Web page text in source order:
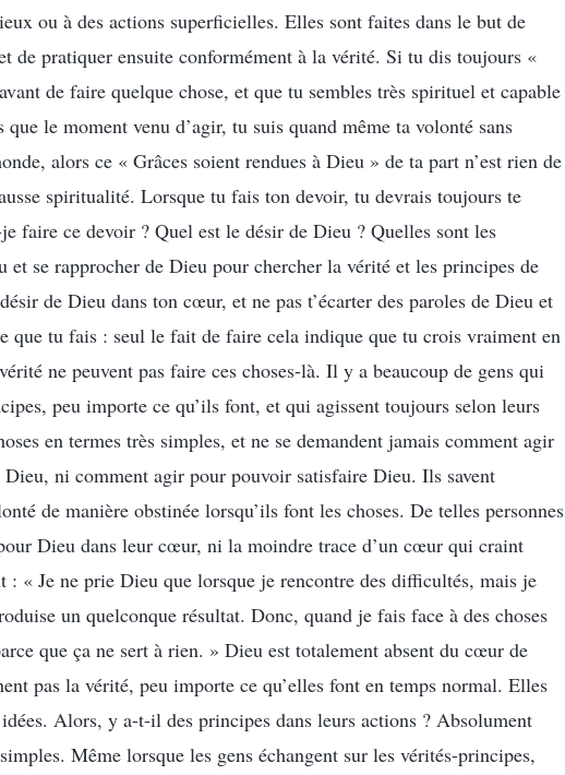
ou à des actions superficielles. Elles sont faites dans le but de
de pratiquer ensuite conformément à la vérité. Si tu dis toujours «
de faire quelque chose, et que tu sembles très spirituel et capable
le moment venu d’agir, tu suis quand même ta volonté sans
alors ce « Grâces soient rendues à Dieu » de ta part n’est rien de
spiritualité. Lorsque tu fais ton devoir, tu devrais toujours te
faire ce devoir ? Quel est le désir de Dieu ? Quelles sont les
et se rapprocher de Dieu pour chercher la vérité et les principes de
de Dieu dans ton cœur, et ne pas t’écarter des paroles de Dieu et
que tu fais : seul le fait de faire cela indique que tu crois vraiment en
ne peuvent pas faire ces choses-là. Il y a beaucoup de gens qui
peu importe ce qu’ils font, et qui agissent toujours selon leurs
en termes très simples, et ne se demandent jamais comment agir
Dieu, ni comment agir pour pouvoir satisfaire Dieu. Ils savent
de manière obstinée lorsqu’ils font les choses. De telles personnes
Dieu dans leur cœur, ni la moindre trace d’un cœur qui craint
: « Je ne prie Dieu que lorsque je rencontre des difficultés, mais je
un quelconque résultat. Donc, quand je fais face à des choses
que ça ne sert à rien. » Dieu est totalement absent du cœur de
pas la vérité, peu importe ce qu’elles font en temps normal. Elles
Alors, y a-t-il des principes dans leurs actions ? Absolument
Même lorsque les gens échangent sur les vérités-principes,